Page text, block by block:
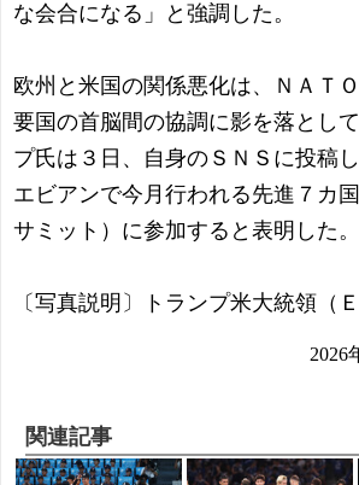
な会合になる」と強調した。
欧州と米国の関係悪化は、ＮＡＴ
要国の首脳間の協調に影を落とし
プ氏は３日、自身のＳＮＳに投稿
エビアンで今月行われる先進７カ
サミット）に参加すると表明した。
〔写真説明〕トランプ米大統領（
2026
関連記事